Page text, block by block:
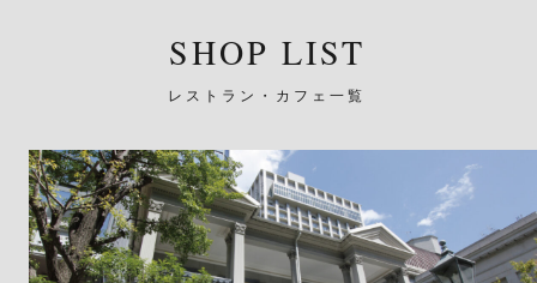
SHOP LIST
レストラン・カフェ一覧